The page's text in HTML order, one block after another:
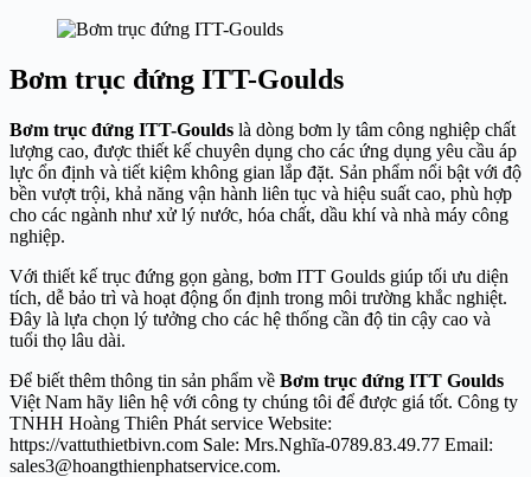
Bơm trục đứng ITT-Goulds
Bơm trục đứng ITT-Goulds là dòng bơm ly tâm công nghiệp chất
lượng cao, được thiết kế chuyên dụng cho các ứng dụng yêu cầu áp
lực ổn định và tiết kiệm không gian lắp đặt. Sản phẩm nổi bật với độ
bền vượt trội, khả năng vận hành liên tục và hiệu suất cao, phù hợp
cho các ngành như xử lý nước, hóa chất, dầu khí và nhà máy công
nghiệp.
Với thiết kế trục đứng gọn gàng, bơm ITT Goulds giúp tối ưu diện
tích, dễ bảo trì và hoạt động ổn định trong môi trường khắc nghiệt.
Đây là lựa chọn lý tưởng cho các hệ thống cần độ tin cậy cao và
tuổi thọ lâu dài.
Để biết thêm thông tin sản phẩm về Bơm trục đứng ITT Goulds
Việt Nam hãy liên hệ với công ty chúng tôi để được giá tốt. Công ty
TNHH Hoàng Thiên Phát service Website:
https://vattuthietbivn.com Sale: Mrs.Nghĩa-0789.83.49.77 Email:
sales3@hoangthienphatservice.com.